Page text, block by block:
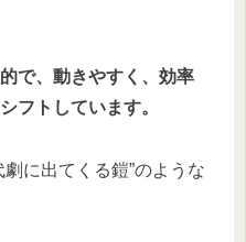
で、動きやすく、効率
フトしています。
に出てくる鎧”のような